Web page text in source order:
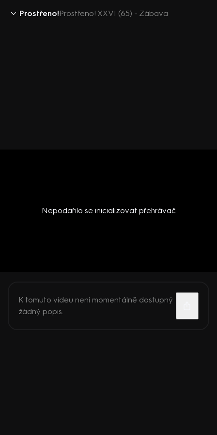
Prostřeno!Prostřeno! XXVI (65) - Zábava
Nepodařilo se inicializovat přehrávač
K tomuto videu není momentálně dostupný
žádný popis.